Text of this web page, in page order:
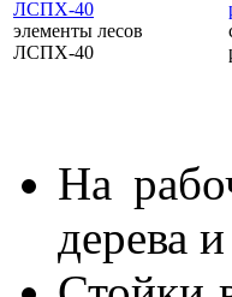
элементы лесов
ЛСПХ-40
На
дерева